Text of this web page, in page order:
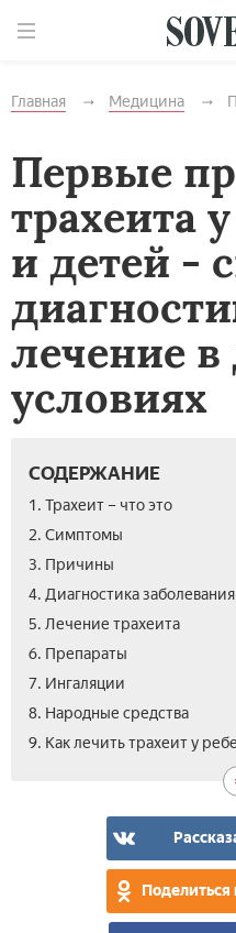
Главная Медицина
Первые
трахеита
и детей -
лечение
условиях
СОДЕРЖАНИЕ
1. Трахеит – что это
2. Симптомы
3. Причины
4. Диагностика заболевания
5. Лечение трахеита
6. Препараты
7. Ингаляции
8. Народные средства
9. Как лечить трахеит у
Поделиться